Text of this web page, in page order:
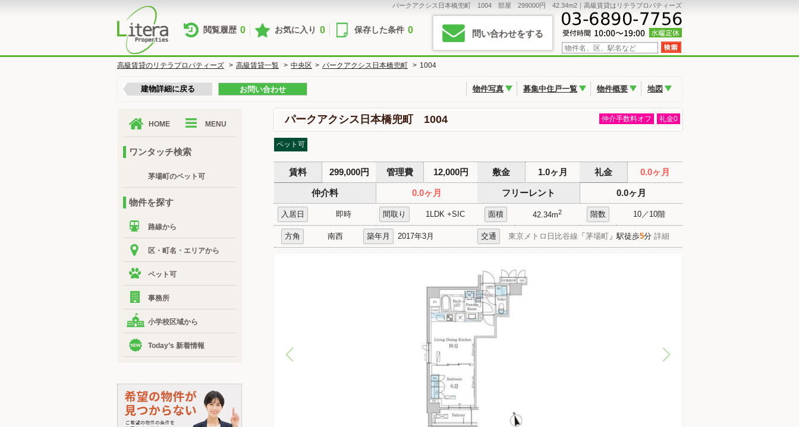
パークアクシス日本橋兜町 1004 部屋 299000円 42.34m2｜高級賃貸はリテラプロパティーズ
閲覧履歴 0 お気に入り 0 保存した条件 0 問い合わせをする
高級賃貸のリテラプロパティーズ > 高級賃貸一覧 > 中央区 > パークアクシス日本橋兜町 > 1004
建物詳細に戻る お問い合わせ 物件写真 募集中住戸一覧 物件概要 地図
パークアクシス日本橋兜町 1004 仲介手数料オフ 礼金0
ペット可
賃料 299,000円 管理費 12,000円 敷金 1.0ヶ月 礼金 0.0ヶ月
仲介料 0.0ヶ月 フリーレント 0.0ヶ月
入居日 即時 間取り 1LDK +SIC 面積 42.34m2 階数 10／10階
方角 南西 築年月 2017年3月 交通 東京メトロ日比谷線 「 茅場町」駅徒歩5分 詳細
HOME MENU
ワンタッチ検索
茅場町のペット可
物件を探す
路線から
区・町名・エリアから
ペット可
事務所
小学校区域から
Today’s 新着情報